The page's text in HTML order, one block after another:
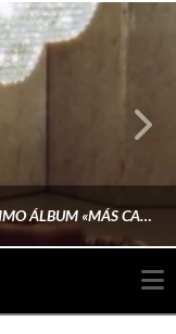
BAD GYAL ANUNCIA LA FECHA DE SU PRÓXIMO ÁLBUM «MÁS CARA»